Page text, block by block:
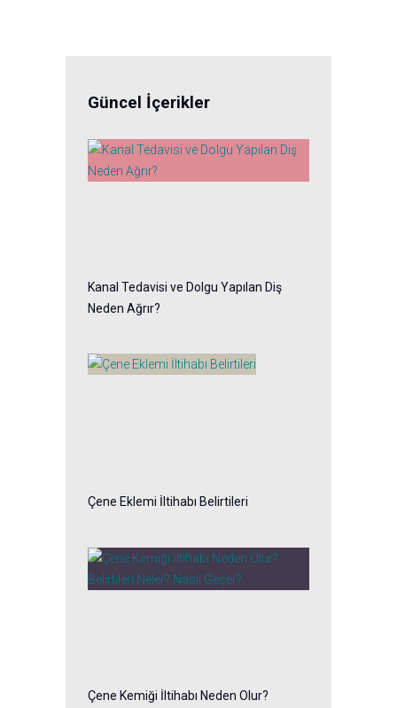
Güncel İçerikler
Kanal Tedavisi ve Dolgu Yapılan Diş
Neden Ağrır?
Çene Eklemi İltihabı Belirtileri
Çene Kemiği İltihabı Neden Olur?